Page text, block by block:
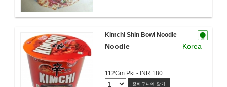
Kimchi Shin Bowl Noodle
Noodle Korea
112Gm Pkt - INR 180
장바구니에 담기